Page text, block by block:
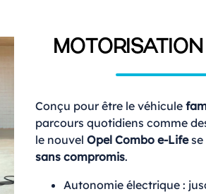
Conçu pour être le véhicule
parcours quotidiens comme
le nouvel Opel Combo e-Lifese
sans compromis.
Autonomie électrique :